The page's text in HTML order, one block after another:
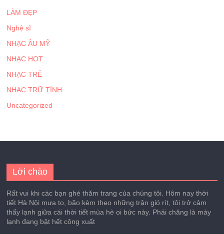
LÀM ĐẸP
Nghệ sĩ
NHẠC ÂU MỸ
NHẠC HOT
NHẠC TRẺ
NHẠC TRỮ TÌNH
Uncategorized
Lời chào
Rất vui khi các bạn ghé thăm trang của chúng tôi. Hôm nay thời
tiết Hà Nội mưa to, bão kèm theo những trận gió rít, tôi trở cảm
thấy lạnh giữa cái thời tiết mùa hè oi bức này. Phải chăng là máy
lạnh đang bật hết công xuất